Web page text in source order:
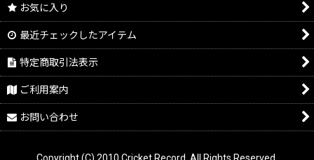
お気に入り
最近チェックしたアイテム
特定商取引法表示
ご利用案内
お問い合わせ